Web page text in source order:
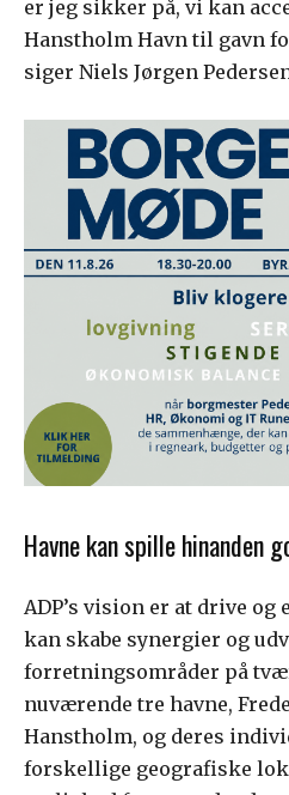
er jeg sikker på, vi kan
Hanstholm Havn til gavn
siger Niels Jørgen
Havne kan spille hinanden
ADP’s vision er at drive og
kan skabe synergier og
forretningsområder på
nuværende tre havne,
Hanstholm, og deres
forskellige geografiske